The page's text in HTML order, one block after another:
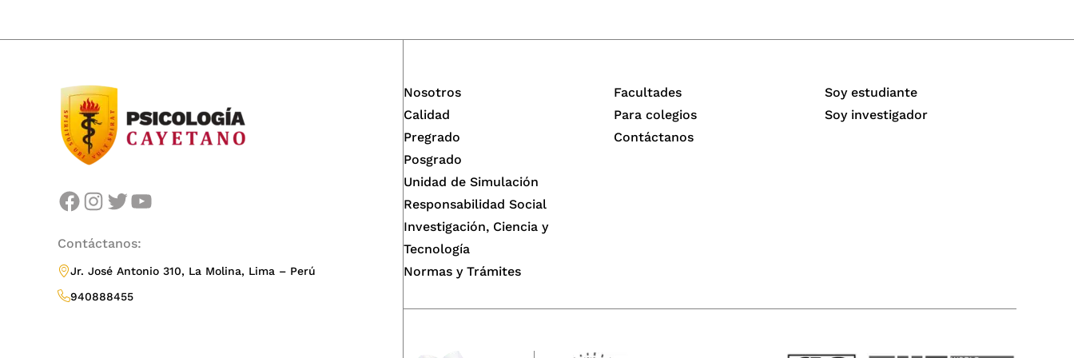
Entérate más
facebook instagram twitter youtube
Contáctanos:
Jr. José Antonio 310, La Molina, Lima – Perú
940888455
Nosotros
Calidad
Pregrado
Posgrado
Unidad de Simulación
Responsabilidad Social
Investigación, Ciencia y
Tecnología
Normas y Trámites
Facultades
Para colegios
Contáctanos
Soy estudiante
Soy investigador